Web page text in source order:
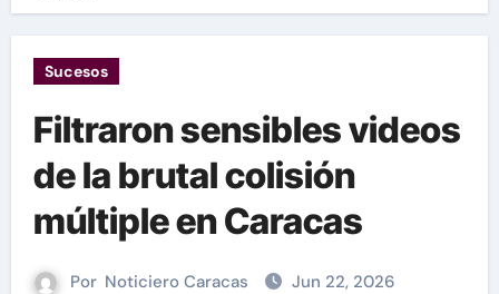
Sucesos
Filtraron sensibles videos
de la brutal colisión
múltiple en Caracas
Por Noticiero Caracas Jun 22, 2026